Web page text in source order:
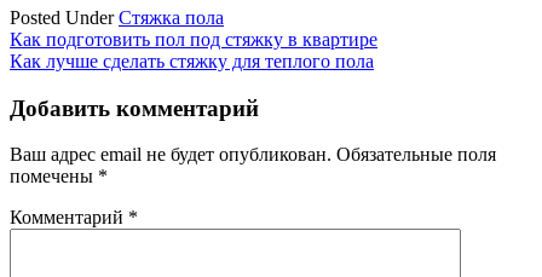
Posted UnderСтяжка пола
Навигация
по
записям
Как подготовить пол под стяжку в квартире
Как лучше сделать стяжку для теплого пола
Добавить комментарий
Ваш адрес email не будет опубликован. Обязательные поля
помечены *
Комментарий *